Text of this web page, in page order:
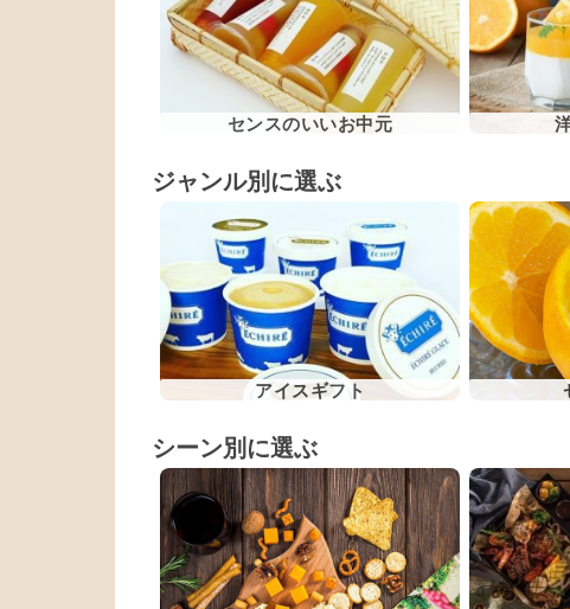
センスのいいお中元
ジャンル別に選ぶ
アイスギフト
シーン別に選ぶ